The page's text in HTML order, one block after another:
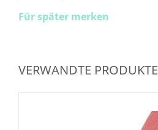
Für später merken
VERWANDTE PRODUKTE